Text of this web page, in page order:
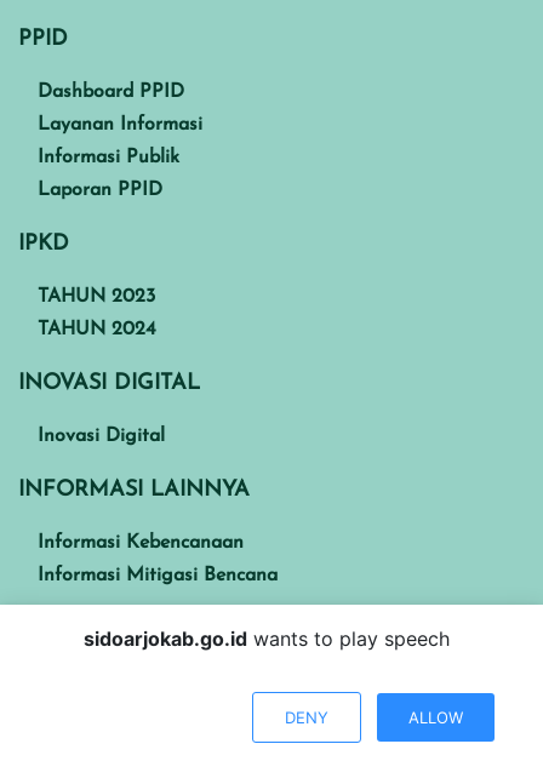
PPID
Dashboard PPID
Layanan Informasi
Informasi Publik
Laporan PPID
IPKD
TAHUN 2023
TAHUN 2024
INOVASI DIGITAL
Inovasi Digital
INFORMASI LAINNYA
Informasi Kebencanaan
Informasi Mitigasi Bencana
Kabupaten Sidoarjo
Visitors : 2057836
sidoarjokab.go.id wants to play speech
DENY ALLOW